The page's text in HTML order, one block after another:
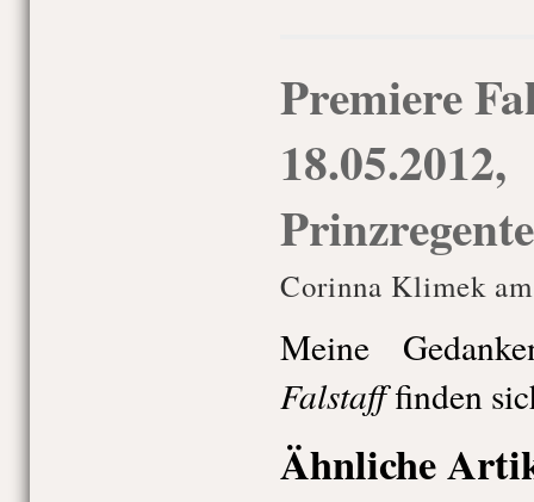
Premiere
18.05.2012,
Corinna Klimek
Meine
Falstafffinden
Ähnliche